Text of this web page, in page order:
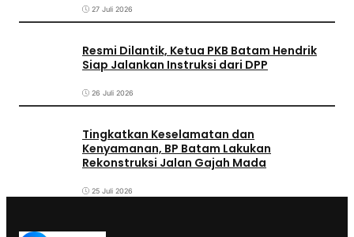
27 Juli 2026
Resmi Dilantik, Ketua PKB Batam Hendrik
Siap Jalankan Instruksi dari DPP
26 Juli 2026
Tingkatkan Keselamatan dan
Kenyamanan, BP Batam Lakukan
Rekonstruksi Jalan Gajah Mada
25 Juli 2026